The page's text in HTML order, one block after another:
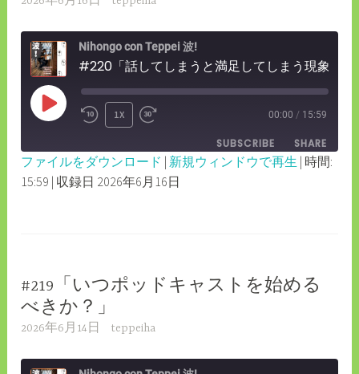
Nihongo con Teppei 波!
PLAY
REWIND
10
SECONDS
1X
FAST
FORWARD
30
00:00 / 15:59
SUBSCRIBE SHARE
SHARE
ファイルをダウンロード | 新規ウィンドウで再生 | 時間:
15:59 | 収録日 2026年6月16日
#219「いつポッドキャストを始める
べきか？」
2026年6月14日 teppeiha